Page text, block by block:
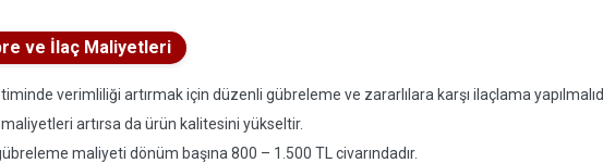
ve İlaç Maliyetleri
verimliliği artırmak için düzenli gübreleme ve zararlılara karşı ilaçlama
maliyetleri artırsa da ürün kalitesini yükseltir.
maliyeti dönüm başına 800 – 1.500 TL civarındadır.